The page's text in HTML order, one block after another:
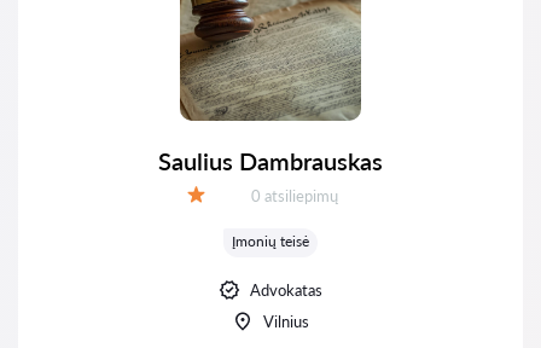
Saulius Dambrauskas
Atsiliepimų:
0 atsiliepimų
Įmonių teisė
Advokatas
Vilnius